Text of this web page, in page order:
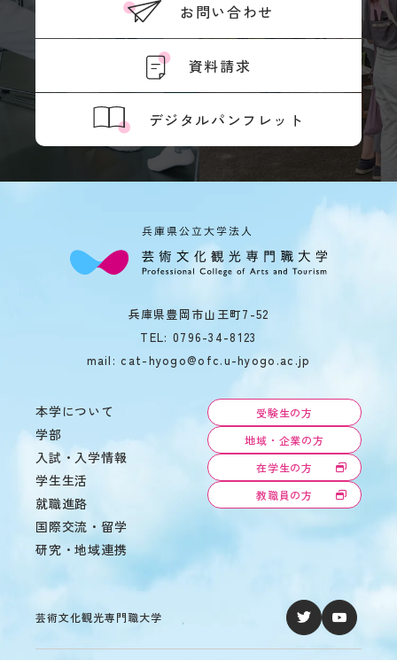
お問い合わせ
資料請求
デジタルパンフレット
兵庫県豊岡市山王町7-52
TEL: 0796-34-8123
mail: cat-hyogo@ofc.u-hyogo.ac.jp
本学について
学部
入試・入学情報
学生生活
就職進路
国際交流・留学
研究・地域連携
受験生の方
地域・企業の方
在学生の方
教職員の方
芸術文化観光専門職大学